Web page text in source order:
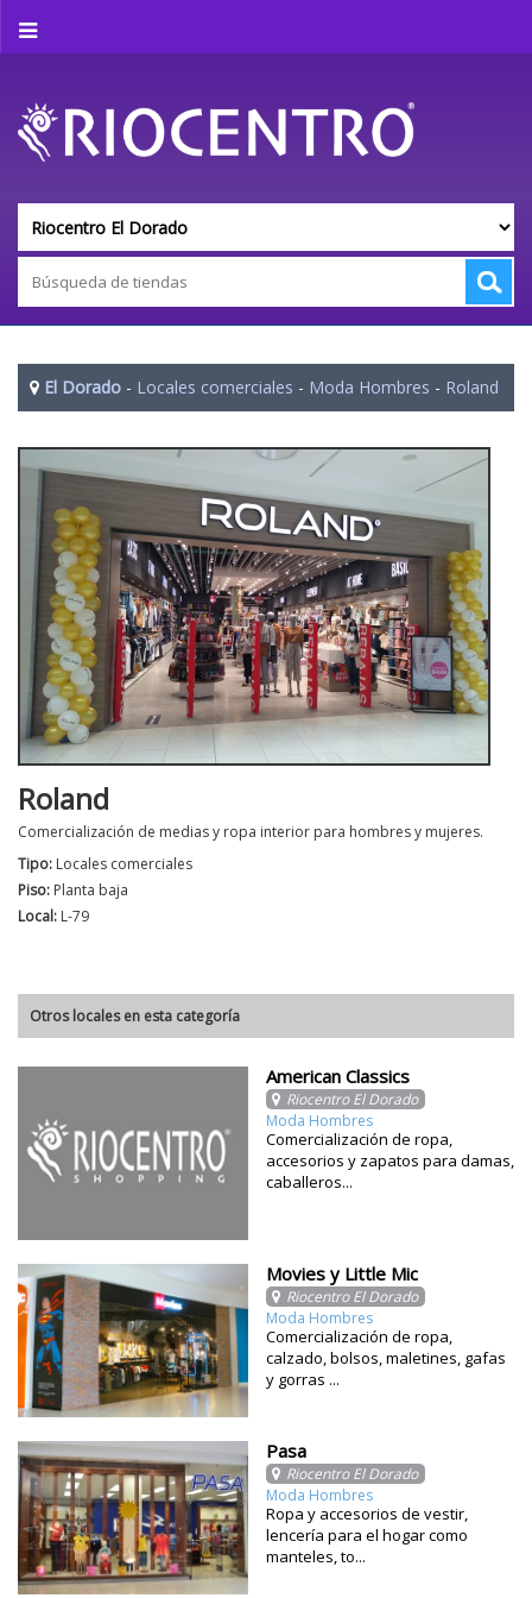
El Dorado - Locales comerciales - Moda Hombres - Roland
Roland
Comercialización de medias y ropa interior para hombres y mujeres.
Tipo: Locales comerciales
Piso: Planta baja
Local: L-79
Otros locales en esta categoría
American Classics
Riocentro El Dorado
Moda Hombres
Comercialización de ropa,
accesorios y zapatos para damas,
caballeros...
Movies y Little Mic
Riocentro El Dorado
Moda Hombres
Comercialización de ropa,
calzado, bolsos, maletines, gafas
y gorras ...
Pasa
Riocentro El Dorado
Moda Hombres
Ropa y accesorios de vestir,
lencería para el hogar como
manteles, to...